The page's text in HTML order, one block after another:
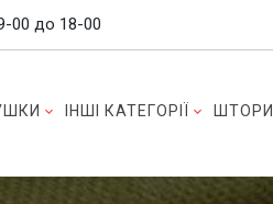
00 до 18-00
ІНШІ КАТЕГОРІЇ